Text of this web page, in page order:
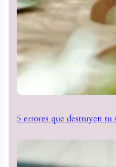
5 errores que destruyen tu